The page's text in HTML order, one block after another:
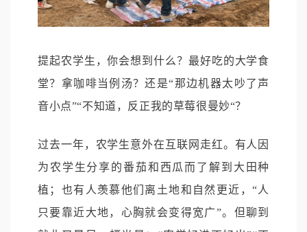
提起农学生，你会想到什么？最好吃的大学食
堂？拿咖啡当例汤？还是“那边机器太吵了声
音小点”“不知道，反正我的草莓很曼妙“？
过去一年，农学生意外在互联网走红。有人因
为农学生分享的番茄和西瓜而了解到大田种
植；也有人羡慕他们离土地和自然更近，“人
只要靠近大地，心胸就会变得宽广”。但聊到